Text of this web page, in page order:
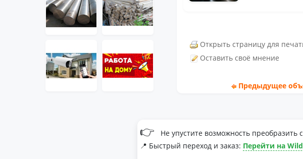
Открыть страницу для
Оставить своё мнение
Предыдущее
👉
Не упустите возможность преобразить
📍 Быстрый переход и заказ: Перейти на